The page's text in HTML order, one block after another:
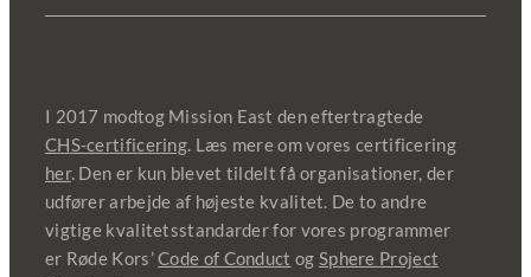
I 2017 modtog Mission East den eftertragtede
CHS-certificering. Læs mere om vores certificering
her. Den er kun blevet tildelt få organisationer, der
udfører arbejde af højeste kvalitet. De to andre
vigtige kvalitetsstandarder for vores programmer
er Røde Kors’Code of Conduct og Sphere Project